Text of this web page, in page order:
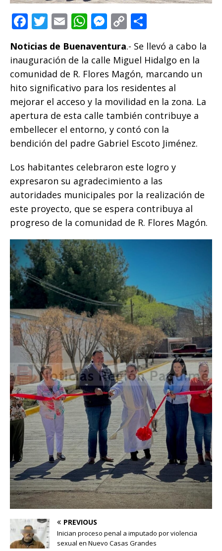
F
a
c
e
b
o
o
k
T
w
it
te
r
E
ai
l
W
at
s
A
p
p
M
ss
e
n
g
e
r
C
p
y
Li
n
k
o
m
p
ar
ti
r
Noticias de Buenaventura.- Se llevó a cabo la
inauguración de la calle Miguel Hidalgo en la
comunidad de R. Flores Magón, marcando un
hito significativo para los residentes al
mejorar el acceso y la movilidad en la zona. La
apertura de esta calle también contribuye a
embellecer el entorno, y contó con la
bendición del padre Gabriel Escoto Jiménez.
Los habitantes celebraron este logro y
expresaron su agradecimiento a las
autoridades municipales por la realización de
este proyecto, que se espera contribuya al
progreso de la comunidad de R. Flores Magón.
PREVIOUS
Inician proceso penal a imputado por violencia
sexual en Nuevo Casas Grandes